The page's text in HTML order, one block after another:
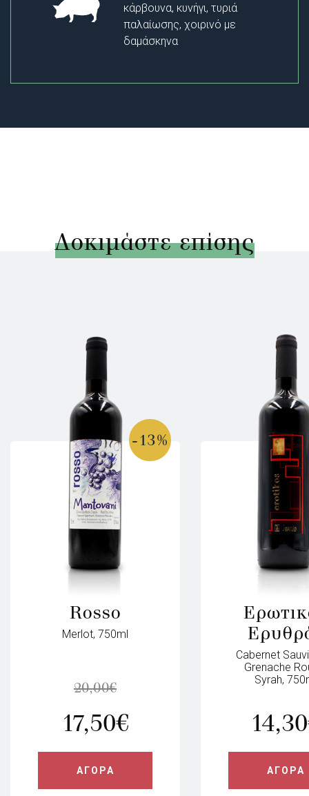
κάρβουνα, κυνήγι, τυριά
παλαίωσης, χοιρινό με
δαμάσκηνα
Δοκιμάστε επίσης
-13%
Rosso
Merlot, 750ml
20,00€
17,50€
ΑΓΟΡΑ
Cabernet
Grenache
Syrah,
14,30
ΑΓΟΡΑ